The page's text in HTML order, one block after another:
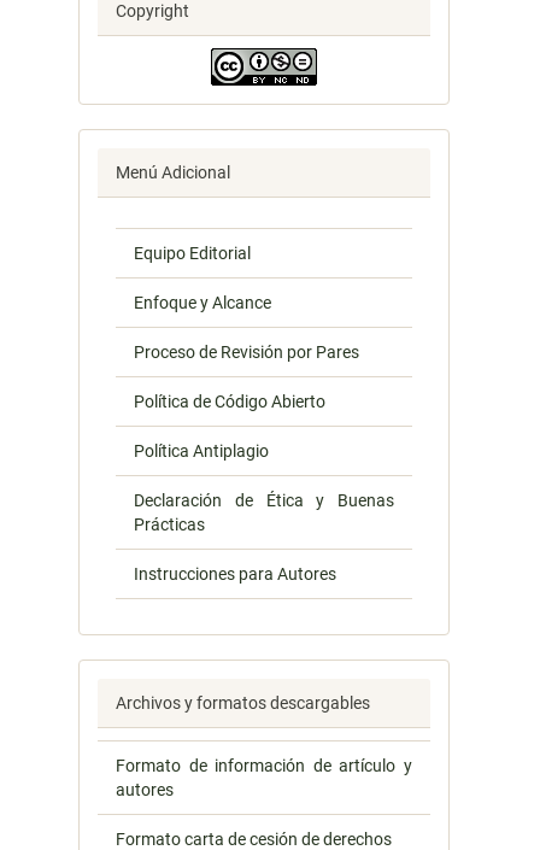
Copyright
Menú Adicional
Equipo Editorial
Enfoque y Alcance
Proceso de Revisión por Pares
Política de Código Abierto
Política Antiplagio
Declaración de Ética y Buenas
Prácticas
Instrucciones para Autores
Archivos y formatos descargables
Formato de información de artículo y
autores
Formato carta de cesión de derechos